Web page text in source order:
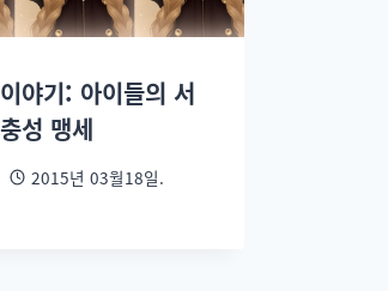
야기: 아이들의 서
성 맹세
2015년 03월18일.